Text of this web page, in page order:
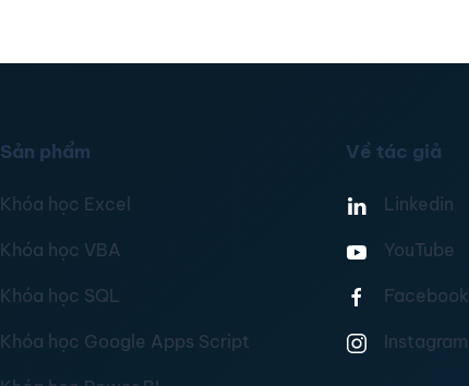
Sản phẩm
Khóa học Excel
Khóa học VBA
Khóa học SQL
Khóa học Google Apps Script
Về tác giả
Linkedin
YouTube
Facebook
Instagram